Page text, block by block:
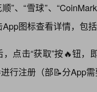
”、“雪球”、
图标查看详情，包
，点击“获取”按🔥钮
行注册（部📝分App